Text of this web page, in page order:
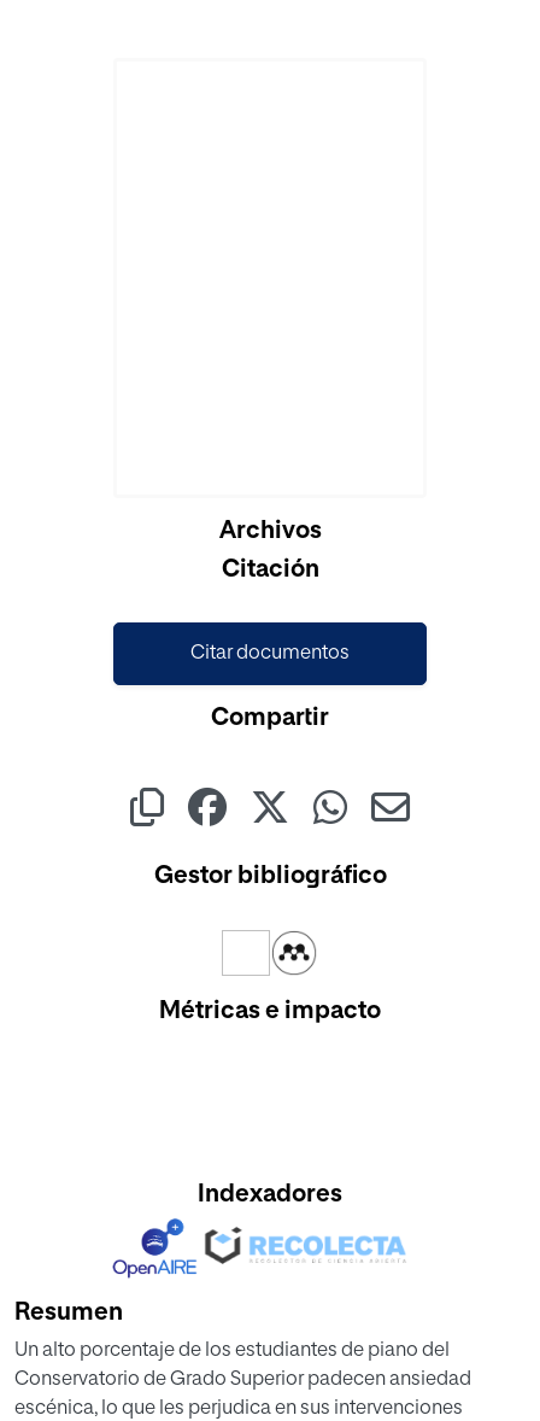
Archivos
Citación
Citar documentos
Compartir
Gestor bibliográfico
Métricas e impacto
Indexadores
Resumen
Un alto porcentaje de los estudiantes de piano del
Conservatorio de Grado Superior padecen ansiedad
escénica, lo que les perjudica en sus intervenciones